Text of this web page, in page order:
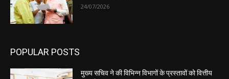
24/07/2026
POPULAR POSTS
मुख्य सचिव ने की विभिन्न विभागों के प्रस्तावों को वित्तीय